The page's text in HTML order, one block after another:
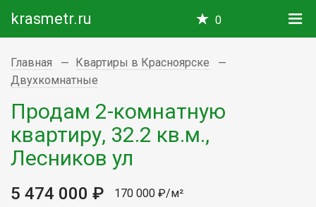
krasmetr.ru 0
Главная
Квартиры в Красноярске
Двухкомнатные
Продам 2-комнатную
квартиру, 32.2 кв.м.,
Лесников ул
5 474 000 ₽
170 000 ₽/м²